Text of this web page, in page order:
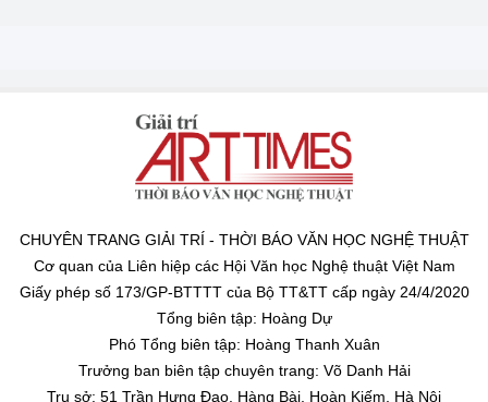
CHUYÊN TRANG GIẢI TRÍ - THỜI BÁO VĂN HỌC NGHỆ THUẬT
Cơ quan của Liên hiệp các Hội Văn học Nghệ thuật Việt Nam
Giấy phép số 173/GP-BTTTT của Bộ TT&TT cấp ngày 24/4/2020
Tổng biên tập: Hoàng Dự
Phó Tổng biên tập: Hoàng Thanh Xuân
Trưởng ban biên tập chuyên trang: Võ Danh Hải
Trụ sở: 51 Trần Hưng Đạo, Hàng Bài, Hoàn Kiếm, Hà Nội